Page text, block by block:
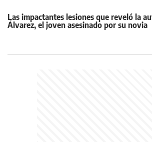
Las impactantes lesiones que reveló la
Álvarez, el joven asesinado por su novia